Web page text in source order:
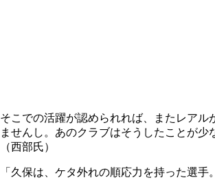
そこでの活躍が認められれば、またレアル
ませんし。あのクラブはそうしたことが少
（西部氏）
「久保は、ケタ外れの順応力を持った選手